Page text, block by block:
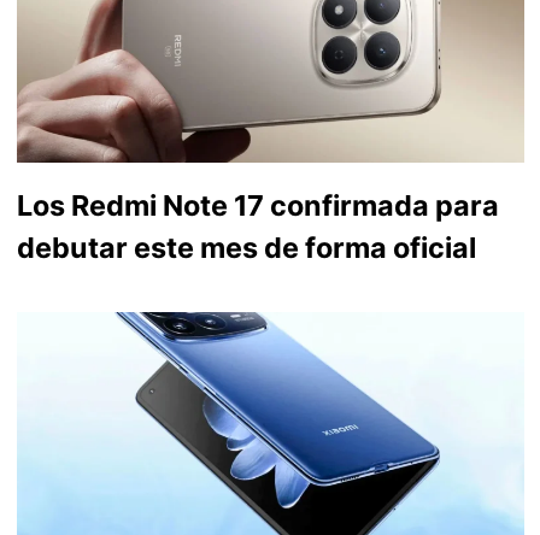
Los Redmi Note 17 confirmada para
debutar este mes de forma oficial